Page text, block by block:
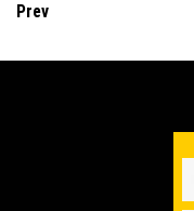
Prev